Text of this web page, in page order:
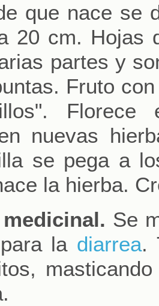
que nace se
20 cm. Hojas
partes y
Fruto
Florece
nuevas
se pega a
la hierba.
Se
la diarrea.